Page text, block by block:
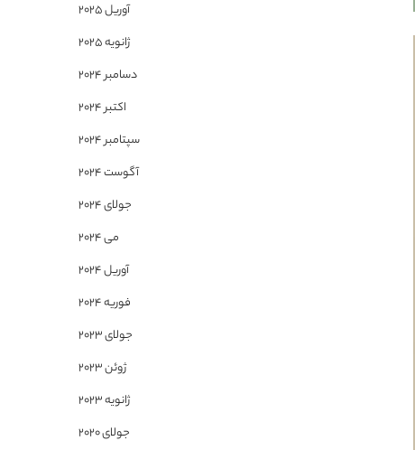
آوریل 2025
ژانویه 2025
دسامبر 2024
اکتبر 2024
سپتامبر 2024
آگوست 2024
جولای 2024
می 2024
آوریل 2024
فوریه 2024
جولای 2023
ژوئن 2023
ژانویه 2023
جولای 2020